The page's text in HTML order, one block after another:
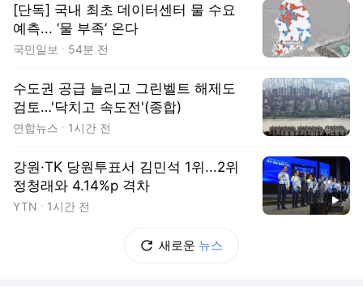
[단독] 국내 최초 데이터센터 물 수요
예측... ‘물 부족’ 온다
국민일보 54분 전
수도권 공급 늘리고 그린벨트 해제도
검토…'닥치고 속도전'(종합)
연합뉴스 1시간 전
강원·TK 당원투표서 김민석 1위...2위
정청래와 4.14%p 격차
YTN 1시간 전
새로운 뉴스